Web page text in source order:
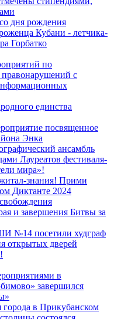
дня рождения
Кубани - летчика-
Горбатко
по
с
единства
посвященное
Энка
ансамбль
Лауреатов фестиваля-
мира»!
знания! Прими
Диктанте 2024
и завершения Битвы за
№14 посетили худграф
открытых дверей
в
завершился
в Прикубанском